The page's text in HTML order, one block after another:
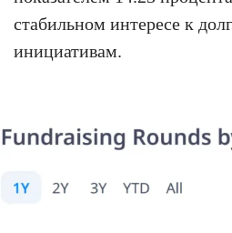
стабильном интересе к
инициативам.